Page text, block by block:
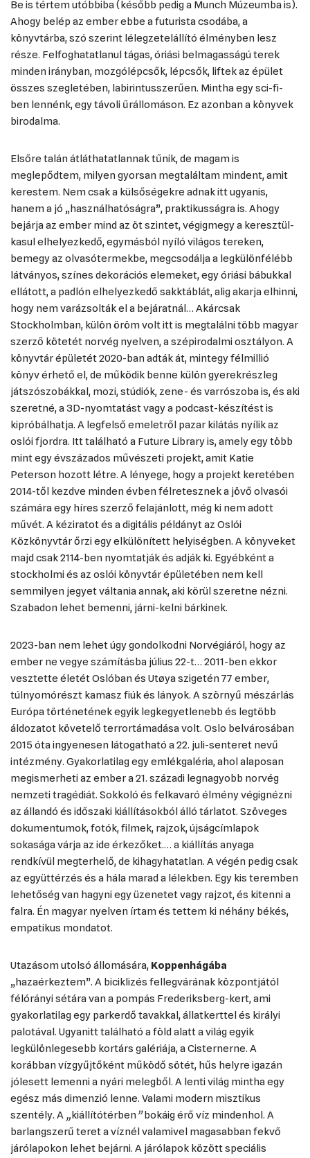
Be is tértem utóbbiba (később pedig a Munch Múzeumba is).
Ahogy belép az ember ebbe a futurista csodába, a
könyvtárba, szó szerint lélegzetelállító élményben lesz
része. Felfoghatatlanul tágas, óriási belmagasságú terek
minden irányban, mozgólépcsők, lépcsők, liftek az épület
összes szegletében, labirintusszerűen. Mintha egy sci-fi-
ben lennénk, egy távoli űrállomáson. Ez azonban a könyvek
birodalma.
Elsőre talán átláthatatlannak tűnik, de magam is
meglepődtem, milyen gyorsan megtaláltam mindent, amit
kerestem. Nem csak a külsőségekre adnak itt ugyanis,
hanem a jó „használhatóságra”, praktikusságra is. Ahogy
bejárja az ember mind az öt szintet, végigmegy a keresztül-
kasul elhelyezkedő, egymásból nyíló világos tereken,
bemegy az olvasótermekbe, megcsodálja a legkülönfélébb
látványos, színes dekorációs elemeket, egy óriási bábukkal
ellátott, a padlón elhelyezkedő sakktáblát, alig akarja elhinni,
hogy nem varázsolták el a bejáratnál… Akárcsak
Stockholmban, külön öröm volt itt is megtalálni több magyar
szerző kötetét norvég nyelven, a szépirodalmi osztályon. A
könyvtár épületét 2020-ban adták át, mintegy félmillió
könyv érhető el, de működik benne külön gyerekrészleg
játszószobákkal, mozi, stúdiók, zene- és varrószoba is, és aki
szeretné, a 3D-nyomtatást vagy a podcast-készítést is
kipróbálhatja. A legfelső emeletről pazar kilátás nyílik az
oslói fjordra. Itt található a Future Library is, amely egy több
mint egy évszázados művészeti projekt, amit Katie
Peterson hozott létre. A lényege, hogy a projekt keretében
2014-től kezdve minden évben félretesznek a jövő olvasói
számára egy híres szerző felajánlott, még ki nem adott
művét. A kéziratot és a digitális példányt az Oslói
Közkönyvtár őrzi egy elkülönített helyiségben. A könyveket
majd csak 2114-ben nyomtatják és adják ki. Egyébként a
stockholmi és az oslói könyvtár épületében nem kell
semmilyen jegyet váltania annak, aki körül szeretne nézni.
Szabadon lehet bemenni, járni-kelni bárkinek.
2023-ban nem lehet úgy gondolkodni Norvégiáról, hogy az
ember ne vegye számításba július 22-t… 2011-ben ekkor
vesztette életét Oslóban és Utøya szigetén 77 ember,
túlnyomórészt kamasz fiúk és lányok. A szörnyű mészárlás
Európa történetének egyik legkegyetlenebb és legtöbb
áldozatot követelő terrortámadása volt. Oslo belvárosában
2015 óta ingyenesen látogatható a 22. juli-senteret nevű
intézmény. Gyakorlatilag egy emlékgaléria, ahol alaposan
megismerheti az ember a 21. századi legnagyobb norvég
nemzeti tragédiát. Sokkoló és felkavaró élmény végignézni
az állandó és időszaki kiállításokból álló tárlatot. Szöveges
dokumentumok, fotók, filmek, rajzok, újságcímlapok
sokasága várja az ide érkezőket.… a kiállítás anyaga
rendkívül megterhelő, de kihagyhatatlan. A végén pedig csak
az együttérzés és a hála marad a lélekben. Egy kis teremben
lehetőség van hagyni egy üzenetet vagy rajzot, és kitenni a
falra. Én magyar nyelven írtam és tettem ki néhány békés,
empatikus mondatot.
Utazásom utolsó állomására, Koppenhágába
„hazaérkeztem”. A biciklizés fellegvárának központjától
félórányi sétára van a pompás Frederiksberg-kert, ami
gyakorlatilag egy parkerdő tavakkal, állatkerttel és királyi
palotával. Ugyanitt található a föld alatt a világ egyik
legkülönlegesebb kortárs galériája, a Cisternerne. A
korábban vízgyűjtőként működő sötét, hűs helyre igazán
jólesett lemenni a nyári melegből. A lenti világ mintha egy
egész más dimenzió lenne. Valami modern misztikus
szentély. A „kiállítótérben”bokáig érő víz mindenhol. A
barlangszerű teret a víznél valamivel magasabban fekvő
járólapokon lehet bejárni. A járólapok között speciális